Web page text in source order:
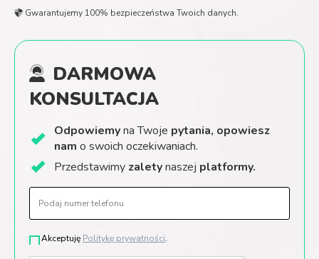
Gwarantujemy 100% bezpieczeństwa Twoich danych.
DARMOWA
KONSULTACJA
Odpowiemyna Twoje pytania, opowiesz
nam o swoich oczekiwaniach.
Przedstawimy zaletynaszej platformy.
Akceptuję Politykę prywatności.